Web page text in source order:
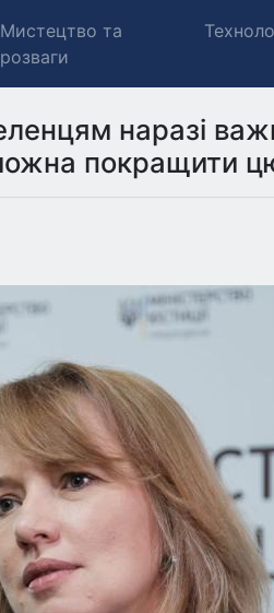
Мистецтво та
розваги
наразі
покращити